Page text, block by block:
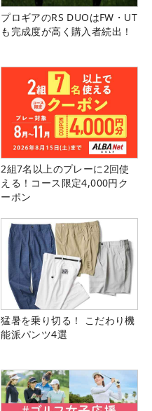
プロギアのRS DUOはFW・UT
も完成度が高く購入者続出！
2組7名以上のプレーに2回使
える！コース限定4,000円ク
ーポン
猛暑を乗り切る！ こだわり機
能派パンツ4選